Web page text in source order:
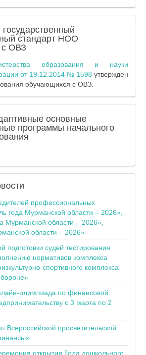
стандарт НОО
с ОВЗ
образования и науки
от 19.12.2014 № 1598 утвержден
обучающихся с ОВЗ.
основные
программы начального
профессиональных
года Мурманской области – 2026»,
Мурманской области – 2026»,
области – 2026»
подготовки судей тестирования
нормативов комплекса
спортивного комплекса
олимпиада по финансовой
с 3 марта по 2
Всероссийской просветительской
открытия Года дошкольного